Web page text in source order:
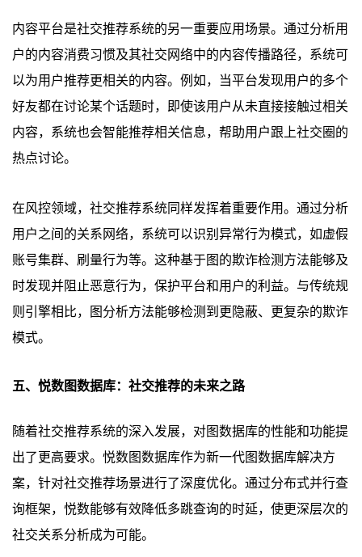
内容平台是社交推荐系统的另一重要应用场景。通过分析用
户的内容消费习惯及其社交网络中的内容传播路径，系统可
以为用户推荐更相关的内容。例如，当平台发现用户的多个
好友都在讨论某个话题时，即使该用户从未直接接触过相关
内容，系统也会智能推荐相关信息，帮助用户跟上社交圈的
热点讨论。
在风控领域，社交推荐系统同样发挥着重要作用。通过分析
用户之间的关系网络，系统可以识别异常行为模式，如虚假
账号集群、刷量行为等。这种基于图的欺诈检测方法能够及
时发现并阻止恶意行为，保护平台和用户的利益。与传统规
则引擎相比，图分析方法能够检测到更隐蔽、更复杂的欺诈
模式。
五、悦数图数据库：社交推荐的未来之路
随着社交推荐系统的深入发展，对图数据库的性能和功能提
出了更高要求。悦数图数据库作为新一代图数据库解决方
案，针对社交推荐场景进行了深度优化。通过分布式并行查
询框架，悦数能够有效降低多跳查询的时延，使更深层次的
社交关系分析成为可能。